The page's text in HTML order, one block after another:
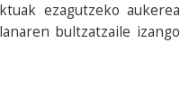
ezagutzeko aukerea
bultzatzaile izango